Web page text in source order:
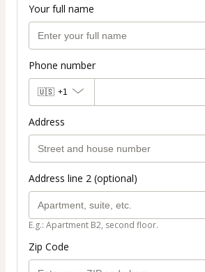
Your full name
Phone number
🇺🇸 +1
Address
Address line 2 (optional)
E.g.: Apartment B2, second floor.
Zip Code